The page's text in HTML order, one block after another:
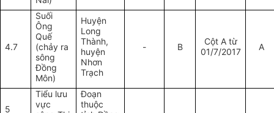
4.7
Suối
Ông
Quế
(chảy ra
sông
Đồng
Môn)
Huyện
Long
Thành,
huyện
Nhơn
Trạch
- B
Cột A từ
01/7/2017
A
5
Tiểu lưu
vực
Đoạn
thuộc